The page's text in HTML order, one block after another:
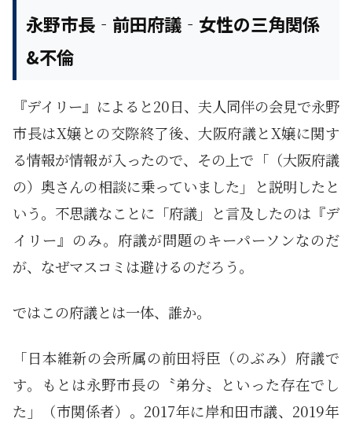
永野市長‐前田府議‐女性の三角関係
&不倫
『デイリー』によると20日、夫人同伴の会見で永野
市長はX嬢との交際終了後、大阪府議とX嬢に関す
る情報が情報が入ったので、その上で「（大阪府議
の）奥さんの相談に乗っていました」と説明したと
いう。不思議なことに「府議」と言及したのは『デ
イリー』のみ。府議が問題のキーパーソンなのだ
が、なぜマスコミは避けるのだろう。
ではこの府議とは一体、誰か。
「日本維新の会所属の前田将臣（のぶみ）府議で
す。もとは永野市長の〝弟分〟といった存在でし
た」（市関係者）。2017年に岸和田市議、2019年